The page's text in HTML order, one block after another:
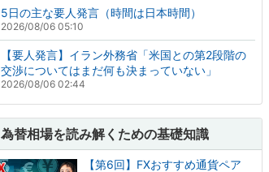
5日の主な要人発言（時間は日本時間）
2026/08/06 05:10
【要人発言】イラン外務省「米国との第2段階の
交渉についてはまだ何も決まっていない」
2026/08/06 02:44
為替相場を読み解くための基礎知識
【第6回】FXおすすめ通貨ペア